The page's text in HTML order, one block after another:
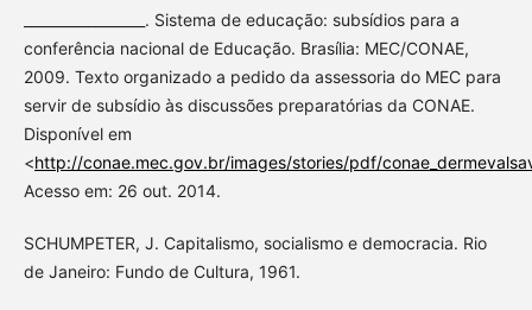
_________________. Sistema de educação: subsídios para a
conferência nacional de Educação. Brasília: MEC/CONAE,
2009. Texto organizado a pedido da assessoria do MEC para
servir de subsídio às discussões preparatórias da CONAE.
Disponível em
<http://conae.mec.gov.br/images/stories/pdf/
Acesso em: 26 out. 2014.
SCHUMPETER, J. Capitalismo, socialismo e democracia. Rio
de Janeiro: Fundo de Cultura, 1961.